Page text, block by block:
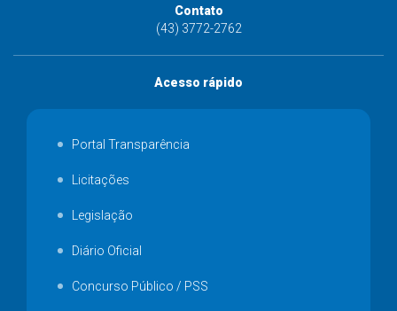
Contato
(43) 3772-2762
Acesso rápido
Portal Transparência
Licitações
Legislação
Diário Oficial
Concurso Público / PSS